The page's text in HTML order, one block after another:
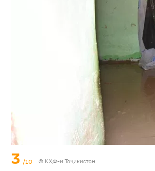
3 /10 © КҲФ-и Тоҷикистон